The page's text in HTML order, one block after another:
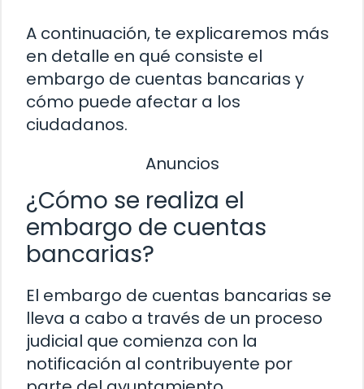
A continuación, te explicaremos más
en detalle en qué consiste el
embargo de cuentas bancarias y
cómo puede afectar a los
ciudadanos.
Anuncios
¿Cómo se realiza el
embargo de cuentas
bancarias?
El embargo de cuentas bancarias se
lleva a cabo a través de un proceso
judicial que comienza con la
notificación al contribuyente por